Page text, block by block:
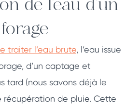
de l’eau d’un
traiter l’eau brute, l’eau issue
d’un captage et
tard (nous savons déjà le
récupération de pluie. Cette